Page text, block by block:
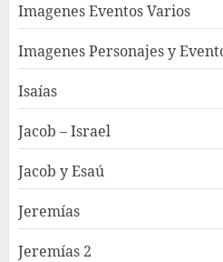
Imagenes Eventos Varios
Imagenes Personajes y
Isaías
Jacob – Israel
Jacob y Esaú
Jeremías
Jeremías 2